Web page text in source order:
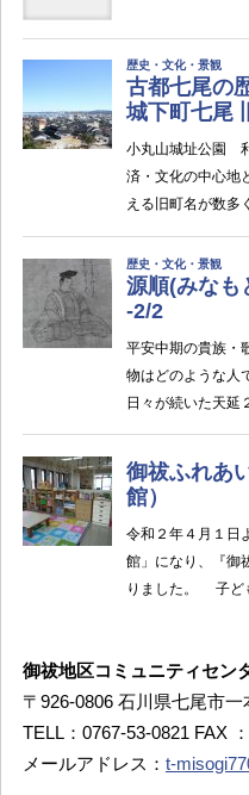
御祓地区コミュニティセン
〒926-0806 石川県七尾市一
TELL：0767-53-0821 FAX
メールアドレス： t-